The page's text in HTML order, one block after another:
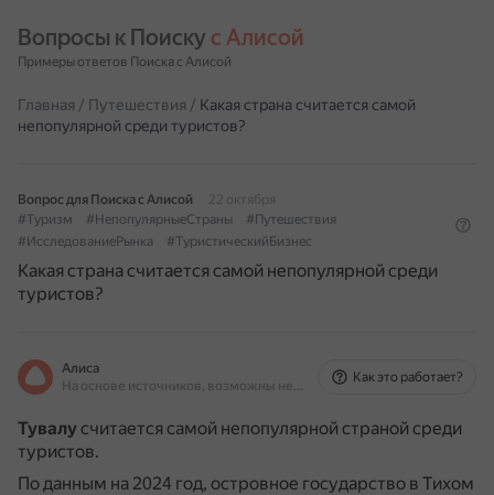
Вопросы к Поиску с Алисой
Примеры ответов Поиска с Алисой
Главная / Путешествия / Какая страна считается самой
непопулярной среди туристов?
Вопрос для Поиска с Алисой
22 октября
#Туризм
#НепопулярныеСтраны
#Путешествия
#ИсследованиеРынка
#ТуристическийБизнес
Какая страна считается самой непопулярной среди
туристов?
Алиса
На основе источников, возможны неточности
Как это работает?
Тувалусчитается самой непопулярной страной среди
туристов.
По данным на 2024 год, островное государство в Тихом